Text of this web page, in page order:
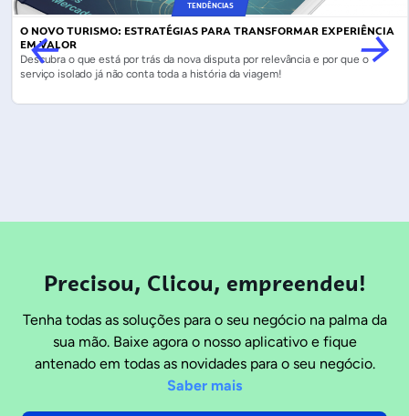
TENDÊNCIAS
O NOVO TURISMO: ESTRATÉGIAS PARA TRANSFORMAR EXPERIÊNCIA
EM VALOR
Descubra o que está por trás da nova disputa por relevância e por que o
serviço isolado já não conta toda a história da viagem!
Precisou, Clicou, empreendeu!
Tenha todas as soluções para o seu negócio na palma da
sua mão. Baixe agora o nosso aplicativo e fique
antenado em todas as novidades para o seu negócio.
Saber mais